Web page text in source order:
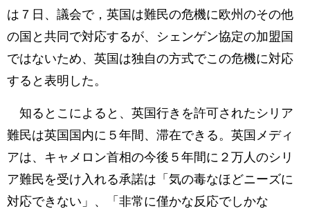
は７日、議会で，英国は難民の危機に欧州のその他
の国と共同で対応するが、シェンゲン協定の加盟国
ではないため、英国は独自の方式でこの危機に対応
すると表明した。
知るとこによると、英国行きを許可されたシリア
難民は英国国内に５年間、滞在できる。英国メディ
アは、キャメロン首相の今後５年間に２万人のシリ
ア難民を受け入れる承諾は「気の毒なほどニーズに
対応できない」、「非常に僅かな反応でしかな